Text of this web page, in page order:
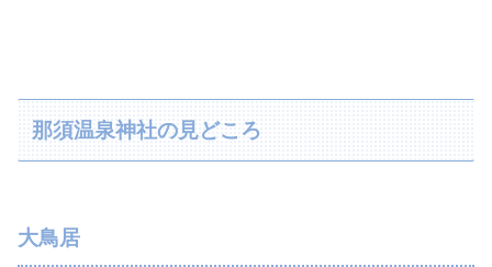
那須温泉神社の見どころ
大鳥居